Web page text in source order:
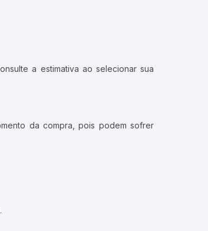
a estimativa ao selecionar sua
da compra, pois podem sofrer